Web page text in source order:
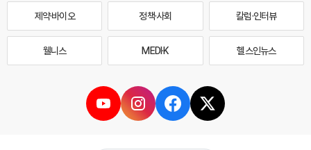
제약·바이오 정책·사회 칼럼·인터뷰
웰니스 MEDI·K 헬스인뉴스